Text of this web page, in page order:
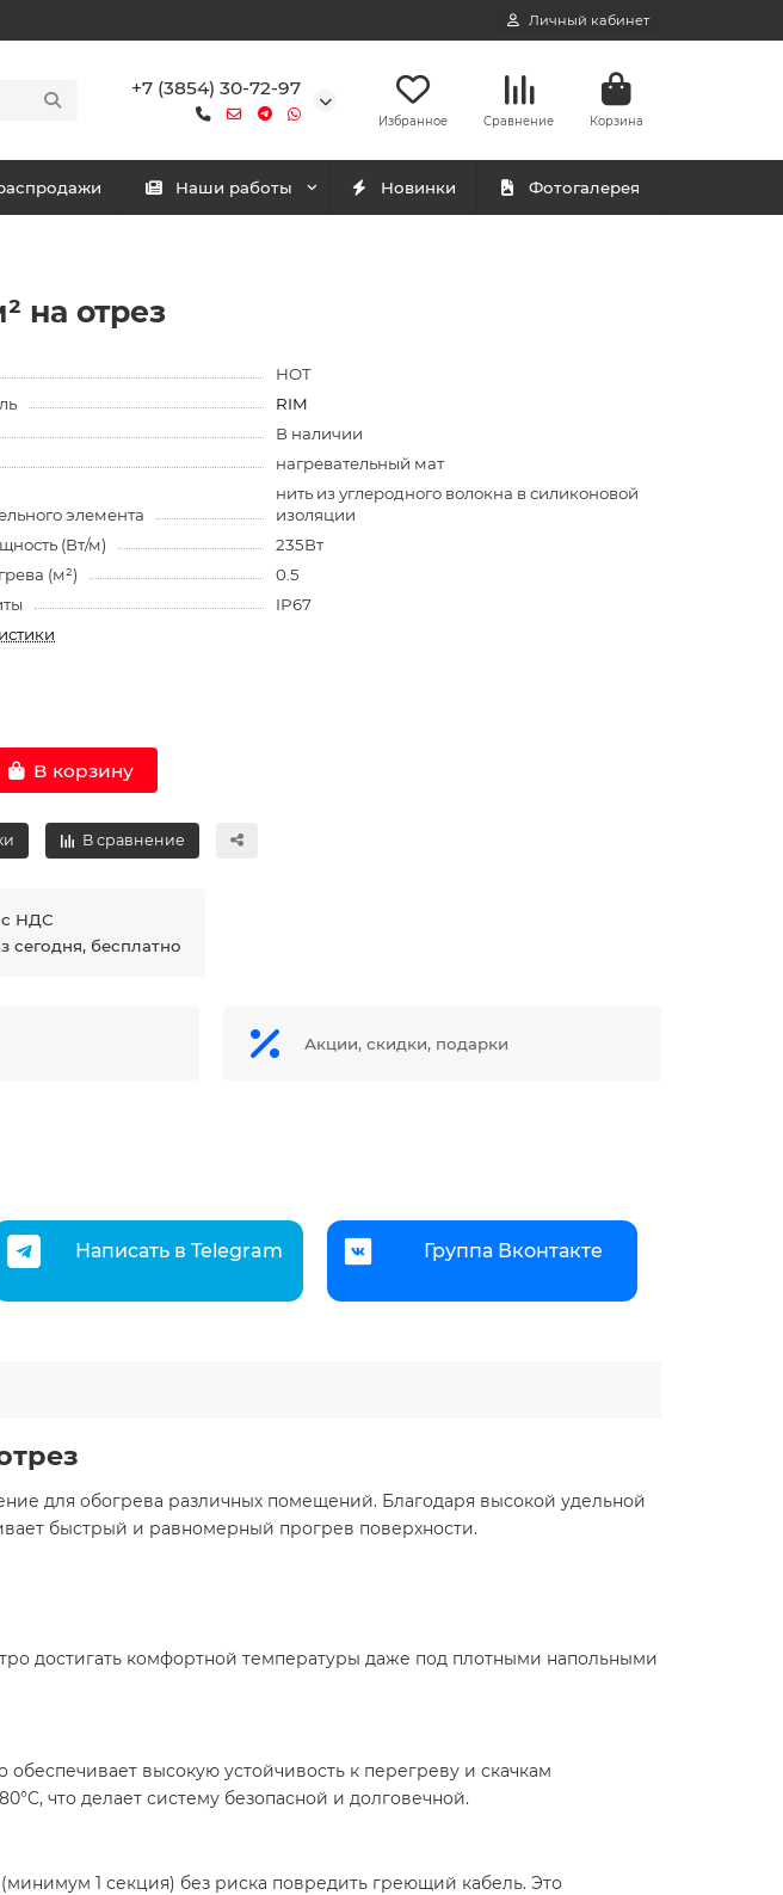
Личный кабинет
+7 (3854) 30-72-97
Избранное Сравнение Корзина
Наши работы Новинки Фотогалерея
на отрез
HOT
RIM
В наличии
нагревательный мат
элемента
нить из углеродного волокна в силиконовой
изоляции
(Вт/м)
235Вт
(м²)
0.5
IP67
В корзину
В сравнение
с НДС
сегодня, бесплатно
Акции, скидки, подарки
Написать в Telegram Группа Вконтакте
для обогрева различных помещений. Благодаря высокой удельной
быстрый и равномерный прогрев поверхности.
достигать комфортной температуры даже под плотными напольными
высокую устойчивость к перегреву и скачкам
что делает систему безопасной и долговечной.
1 секция) без риска повредить греющий кабель. Это